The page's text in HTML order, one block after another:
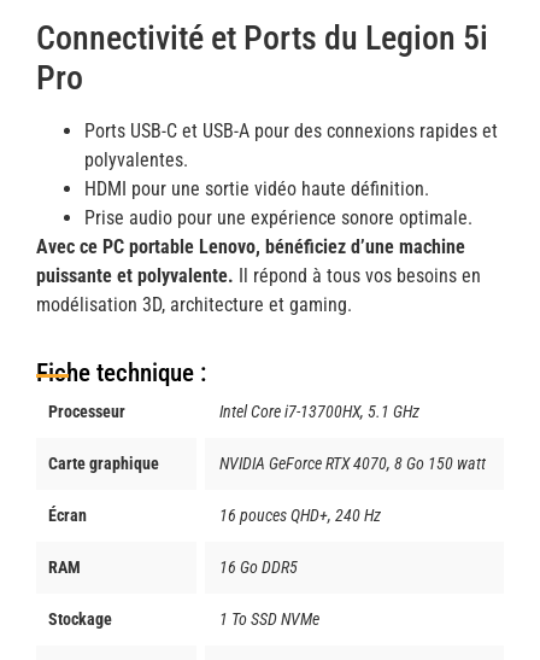
Connectivité et Ports du Legion 5i
Pro
Ports USB-C et USB-A pour des connexions rapides et
polyvalentes.
HDMI pour une sortie vidéo haute définition.
Prise audio pour une expérience sonore optimale.
Avec ce PC portable Lenovo, bénéficiez d’une machine
puissante et polyvalente. Il répond à tous vos besoins en
modélisation 3D, architecture et gaming.
Fiche technique :
Processeur Intel Core i7-13700HX, 5.1 GHz
Carte graphique NVIDIA GeForce RTX 4070, 8 Go 150 watt
Écran 16 pouces QHD+, 240 Hz
RAM 16 Go DDR5
Stockage 1 To SSD NVMe